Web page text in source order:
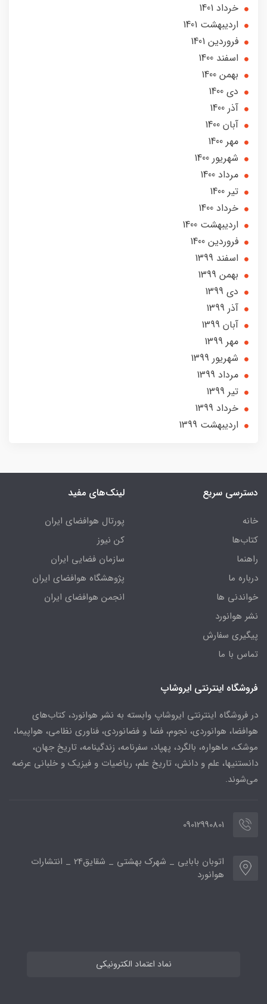
خرداد 1401
ارديبهشت 1401
فروردین 1401
اسفند 1400
بهمن 1400
دی 1400
آذر 1400
آبان 1400
مهر 1400
شهریور 1400
مرداد 1400
تير 1400
خرداد 1400
ارديبهشت 1400
فروردین 1400
اسفند 1399
بهمن 1399
دی 1399
آذر 1399
آبان 1399
مهر 1399
شهریور 1399
مرداد 1399
تير 1399
خرداد 1399
ارديبهشت 1399
دسترسی سریع
خانه
کتاب‌ها
راهنما
درباره ما
خواندنی ها
نشر هوانورد
پیگیری سفارش
تماس با ما
لینک‌های مفید
پورتال هوافضای ایران
کن نیوز
سازمان فضایی ایران
پژوهشگاه هوافضای ایران
انجمن هوافضای ایران
فروشگاه اینترنتی ایروشاپ
در فروشگاه اینترنتی ایروشاپ وابسته به نشر هوانورد، کتاب‌های
هوافضا، هوانوردی، نجوم، فضا و فضانوردی، فناوری نظامی، هواپیما،
موشک، ماهواره، بالگرد، پهپاد، سفرنامه، زندگینامه، تاریخ جهان،
دانستنیها، علم و دانش، تاریخ علم، ریاضیات و فیزیک و خلبانی عرضه
می‌شوند.
09012990801
اتوبان بابایی _ شهرک بهشتی _ شقایق24 _ انتشارات
هوانورد
نماد اعتماد الکترونیکی